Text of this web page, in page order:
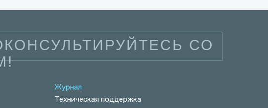
СО
Журнал
Техническая поддержка